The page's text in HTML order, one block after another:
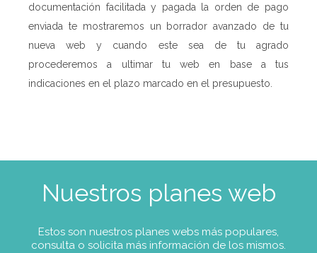
documentación facilitada y pagada la orden de pago
enviada te mostraremos un borrador avanzado de tu
nueva web y cuando este sea de tu agrado
procederemos a ultimar tu web en base a tus
indicaciones en el plazo marcado en el presupuesto.
Nuestros planes web
Estos son nuestros planes webs más populares,
consulta o solicita más información de los mismos.